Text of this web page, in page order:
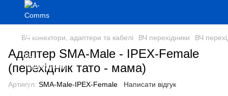
ВЧ конектори, адаптери та кабелі ВЧ перехідники ВЧ
Адаптер SMA-Male - IPEX-Female
(перехідник тато - мама)
Артикул: SMA-Male-IPEX-Female Написати відгук